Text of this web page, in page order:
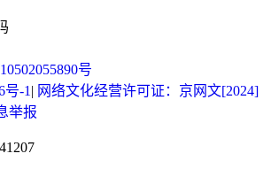
号
号-1 | 网络文化经营许可证：京网文[2024]
举报